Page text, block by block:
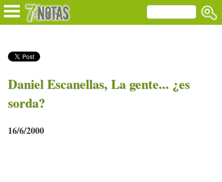
Daniel Escanellas, La gente... ¿es
sorda?
16/6/2000